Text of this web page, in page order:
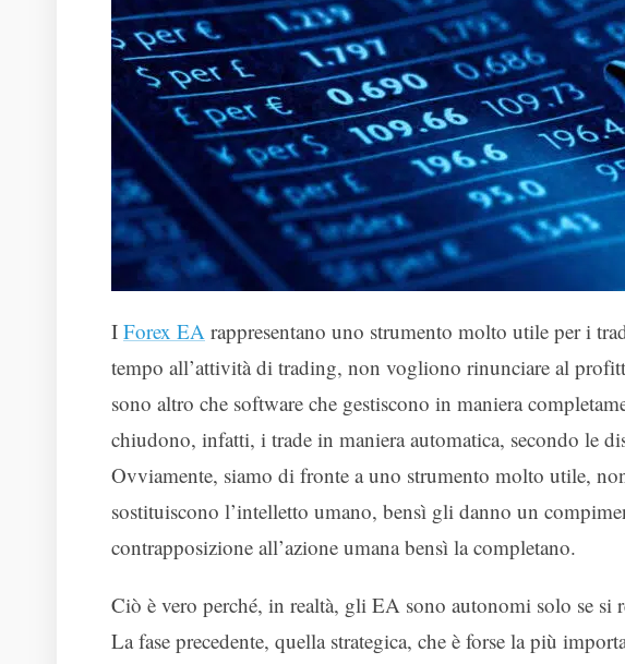
I Forex EA rappresentano uno strumento molto utile per i
tempo all’attività di trading, non vogliono rinunciare al
sono altro che software che gestiscono in maniera
chiudono, infatti, i trade in maniera automatica, secondo le
Ovviamente, siamo di fronte a uno strumento molto utile,
sostituiscono l’intelletto umano, bensì gli danno un
contrapposizione all’azione umana bensì la completano.
Ciò è vero perché, in realtà, gli EA sono autonomi solo se si
La fase precedente, quella strategica, che è forse la più